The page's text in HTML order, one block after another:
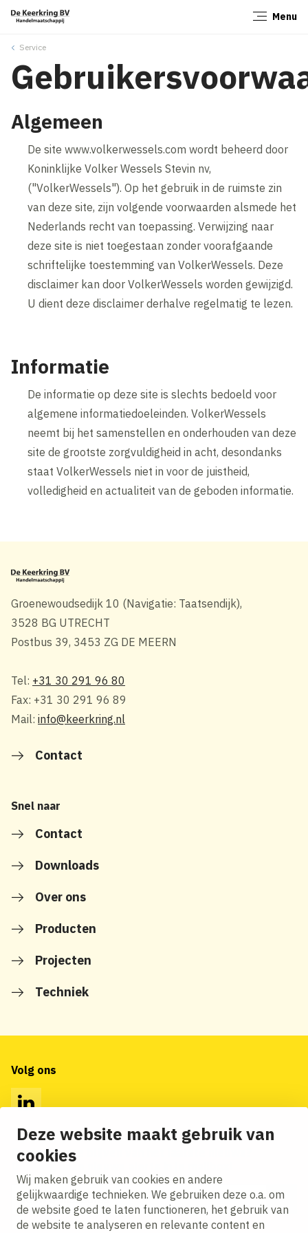
Deze website maakt gebruik van
cookies
Wij maken gebruik van cookies en andere
gelijkwaardige technieken. We gebruiken deze o.a. om
de website goed te laten functioneren, het gebruik van
de website te analyseren en relevante content en
Menu
Service
Algemeen
De site www.volkerwessels.com wordt beheerd door
Koninklijke Volker Wessels Stevin nv,
("VolkerWessels"). Op het gebruik in de ruimste zin
van deze site, zijn volgende voorwaarden alsmede het
Nederlands recht van toepassing. Verwijzing naar
deze site is niet toegestaan zonder voorafgaande
schriftelijke toestemming van VolkerWessels. Deze
disclaimer kan door VolkerWessels worden gewijzigd.
U dient deze disclaimer derhalve regelmatig te lezen.
Informatie
De informatie op deze site is slechts bedoeld voor
algemene informatiedoeleinden. VolkerWessels
neemt bij het samenstellen en onderhouden van deze
site de grootste zorgvuldigheid in acht, desondanks
staat VolkerWessels niet in voor de juistheid,
volledigheid en actualiteit van de geboden informatie.
Groenewoudsedijk 10 (Navigatie: Taatsendijk),
3528 BG UTRECHT
Postbus 39, 3453 ZG DE MEERN
Tel: +31 30 291 96 80
Fax: +31 30 291 96 89
Mail:info@keerkring.nl
Contact
Snel naar
Contact
Downloads
Over ons
Producten
Projecten
Techniek
Volg ons
Op de hoogte blijven van het laatste nieuws?
Ontvang onze nieuws alerts in je mailbox!
E-mailadres
Ik ga akkoord met hetprivacy statement.
Sluiten